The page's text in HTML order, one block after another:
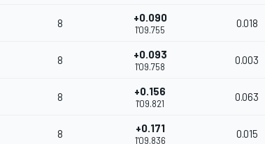
8 +0.090
1'09.755
0.018
8 +0.093
1'09.758
0.003
8 +0.156
1'09.821
0.063
8 +0.171
1'09.836
0.015